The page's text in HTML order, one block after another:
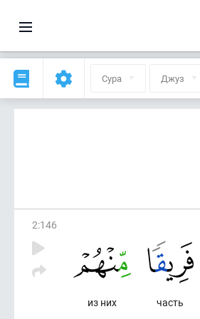
Сура Джуз
2:146
часть
из них